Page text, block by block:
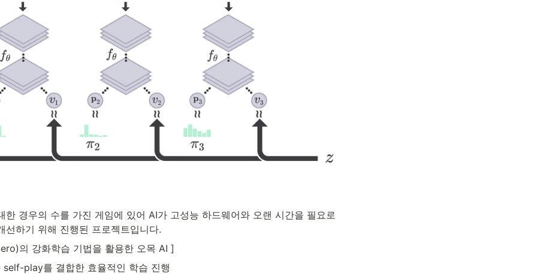
한 경우의 수를 가진 게임에 있어 AI가 고성능 하드웨어와 오랜 시간을 필요로
선하기 위해 진행된 프로젝트입니다.
의 강화학습 기법을 활용한 오목 AI ]
self-play를 결합한 효율적인 학습 진행